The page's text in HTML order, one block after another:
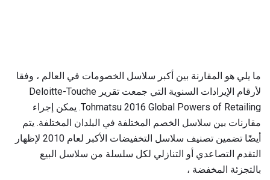
ما يلي هو المقارنة بين أكبر سلاسل الخصومات في العالم ، وفقا
لأرقام الإيرادات السنوية التي جمعت تقرير Deloitte-Touche
Tohmatsu 2016 Global Powers of Retailing. يمكن إجراء
مقارنات بين سلاسل الخصم المختلفة في البلدان المختلفة. يتم
أيضًا تضمين تصنيف سلاسل التخفيضات الأكبر لعام 2010 لإظهار
التقدم التصاعدي أو التنازلي لكل سلسلة من سلاسل البيع
بالتجزئة المخفضة ،